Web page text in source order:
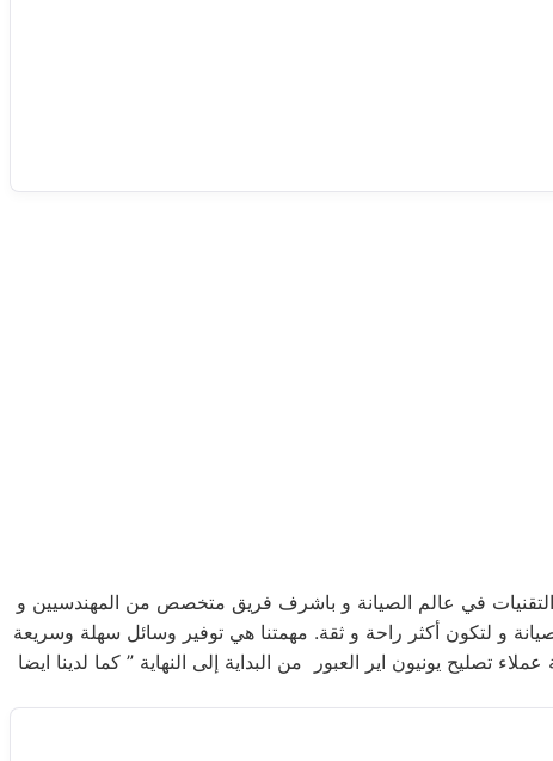
في عالم الصيانة و باشرف فريق متخصص من المهندسيين و
و لتكون أكثر راحة و ثقة. مهمتنا هي توفير وسائل سهلة وسريعة
يونيون اير العبور من البداية إلى النهاية ” كما لدينا ايضا